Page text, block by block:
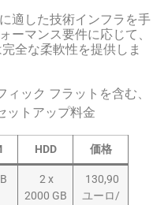
適した技術インフラを手
ーマンス要件に応じて、
全な柔軟性を提供しま
ック フラットを含む、
ットアップ料金
HDD 価格
2 x
2000 GB
130,90
ユーロ/